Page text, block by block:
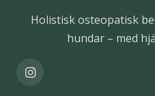
Holistisk osteopatisk
hundar – med